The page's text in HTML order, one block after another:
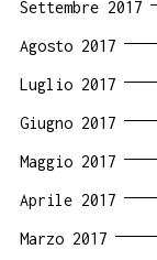
Settembre 2017
Agosto 2017
Luglio 2017
Giugno 2017
Maggio 2017
Aprile 2017
Marzo 2017